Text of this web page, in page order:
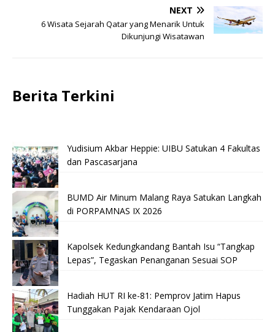
NEXT
6 Wisata Sejarah Qatar yang Menarik Untuk
Dikunjungi Wisatawan
Berita Terkini
Yudisium Akbar Heppie: UIBU Satukan 4 Fakultas
dan Pascasarjana
BUMD Air Minum Malang Raya Satukan Langkah
di PORPAMNAS IX 2026
Kapolsek Kedungkandang Bantah Isu “Tangkap
Lepas”, Tegaskan Penanganan Sesuai SOP
Hadiah HUT RI ke-81: Pemprov Jatim Hapus
Tunggakan Pajak Kendaraan Ojol